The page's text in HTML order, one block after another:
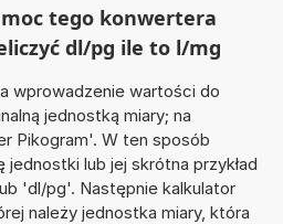
tego konwertera
dl/pg ile to l/mg
wprowadzenie wartości do
jednostką miary; na
Pikogram'. W ten sposób
jednostki lub jej skrótna przykład
'dl/pg'. Następnie kalkulator
należy jednostka miary, która